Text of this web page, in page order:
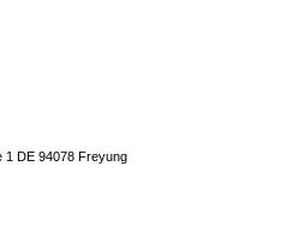
1 DE 94078 Freyung